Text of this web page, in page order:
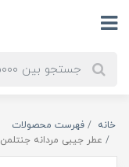
خانه
فهرست محصولات
عطر جیبی مردانه جنتلمن Gentlemen ژک ساف 20ml